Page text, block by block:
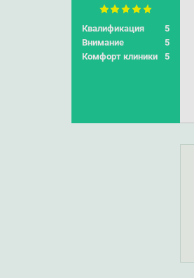
Квалификация
5
Внимание
5
Комфорт клиники
5